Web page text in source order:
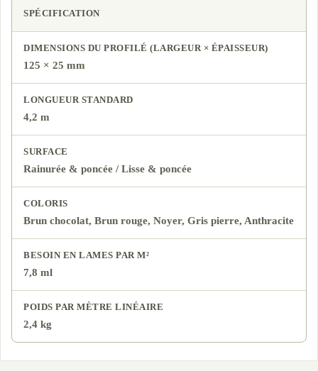
SPÉCIFICATION
VALEUR
DIMENSIONS DU PROFILÉ (LARGEUR × ÉPAISSEUR)
125 × 25 mm
LONGUEUR STANDARD
4,2 m
SURFACE
Rainurée & poncée / Lisse & poncée
COLORIS
Brun chocolat, Brun rouge, Noyer, Gris pierre, Anthracite
BESOIN EN LAMES PAR M²
7,8 ml
POIDS PAR MÈTRE LINÉAIRE
2,4 kg